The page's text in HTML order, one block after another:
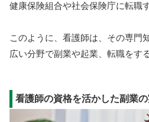
健康保険組合や社会保険庁に転職
このように、看護師は、その専門
広い分野で副業や起業、転職をす
看護師の資格を活かした副業の